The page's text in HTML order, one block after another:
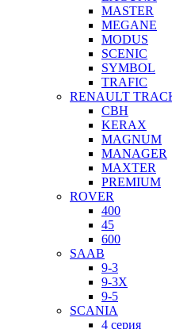
MASTER
MEGANE
MODUS
SCENIC
SYMBOL
TRAFIC
RENAULT
CBH
KERAX
MAGNUM
MANAGER
MAXTER
PREMIUM
ROVER
400
45
600
SAAB
9-3
9-3X
9-5
SCANIA
4 серия